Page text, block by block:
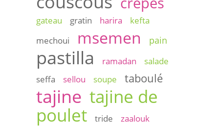
gateau gratin harira
kefta
mechoui
msemen pain
pastilla ramadan
salade
seffa
sellou soupe taboulé
tajine tajine de
poulet
tride
zaalouk